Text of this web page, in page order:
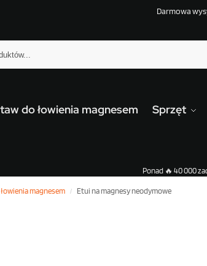
Darmowa
do łowienia magnesem Sprzęt
Ponad 🔥 40 000
magnesem / Etui na magnesy neodymowe